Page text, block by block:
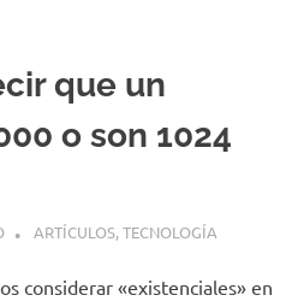
que un
o son 1024
ARTÍCULOS,TECNOLOGÍA
considerar «existenciales» en